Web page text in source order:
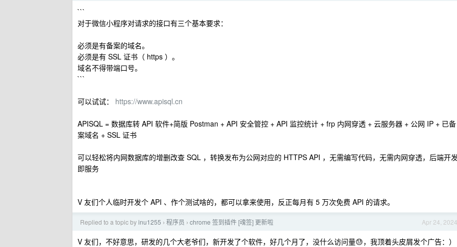
```
对于微信小程序对请求的接口有三个基本要求：
必须是有备案的域名。
必须是有 SSL 证书（ https ）。
域名不得带端口号。
```
可以试试： https://www.apisql.cn
APISQL = 数据库转 API 软件+简版 Postman + API 安全管控 + API 监控统计 + frp 内网穿透 + 云服务器 + 公网 IP + 已备
案域名 + SSL 证书
可以轻松将内网数据库的增删改查 SQL ，转换发布为公网对应的 HTTPS API ，无需编写代码，无需内网穿透，后端开
即服务
V 友们个人临时开发个 API 、作个测试啥的，都可以拿来使用，反正每月有 5 万次免费 API 的请求。
Apr 24, 2024
Replied to a topic byinu1255 › 程序员 › chrome 签到插件 [魂签] 更新啦
V 友们，不好意思，研发的几个大老爷们，新开发了个软件，好几个月了，没什么访问量😓，我顶着头皮屑发个广告：）